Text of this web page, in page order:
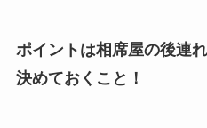
ポイントは相席屋の後連
決めておくこと！